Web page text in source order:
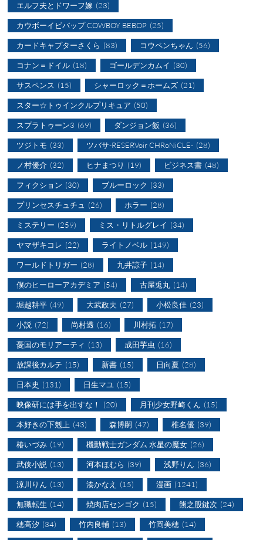
エルフ夫とドワーフ嫁 (23)
カウボーイビバップ COWBOY BEBOP (25)
カードキャプターさくら (83) コウペンちゃん (56)
コナン＝ドイル (18) ゴールデンカムイ (30)
サスペンス (15) シャーロック＝ホームズ (21)
スター☆トゥインクルプリキュア (50)
スプラトゥーン3 (69) ダンジョン飯 (36)
ツジトモ (33) ツバサ-RESERVoir CHRoNiCLE- (28)
ノ村優介 (32) ヒナまつり (19) ビジネス書 (48)
フィクション (30) ブルーロック (33)
プリンセスチュチュ (26) ホラー (28)
ミステリー (259) ミス・リトルグレイ (34)
ヤマザキコレ (22) ライトノベル (149)
ワールドトリガー (28) 九井諒子 (14)
僕のヒーローアカデミア (54) 古屋兎丸 (14)
堀越耕平 (49) 大武政夫 (27) 小松良佳 (23)
小説 (72) 尚村透 (16) 川村拓 (17)
憂国のモリアーティ (13) 成田芋虫 (16)
放課後カルテ (15) 新書 (15) 日向夏 (28)
日本史 (131) 日生マユ (15)
映像研には手を出すな！ (20) 月刊少女野崎くん (15)
本好きの下剋上 (43) 森博嗣 (47) 椎名優 (39)
椿いづみ (19) 機動戦士ガンダム 水星の魔女 (26)
武侠小説 (13) 河本ほむら (39) 浅野りん (36)
涼川りん (13) 湊かなえ (15) 漫画 (1241)
無職転生 (14) 焼肉店センゴク (15) 熊之股鍵次 (24)
穂高汐 (34) 竹内良輔 (13) 竹岡美穂 (14)